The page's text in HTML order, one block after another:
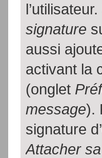
signature
aussi
activant la
(onglet
message).
signature
Attacher